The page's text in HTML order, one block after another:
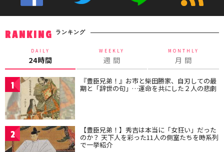
RANKING ランキング
DAILY
24時間
WEEKLY
週 間
MONTHLY
月 間
1 『豊臣兄弟！』お市と柴田勝家、自刃しての最
期と「辞世の句」…運命を共にした２人の悲劇
2 【豊臣兄弟！】秀吉は本当に「女狂い」だった
のか？ 天下人を彩った11人の側室たちを時系列
で一挙紹介